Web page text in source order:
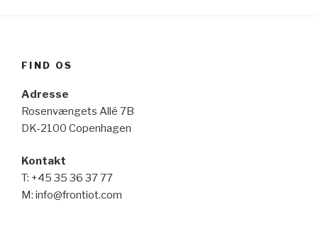
FIND OS
Adresse
Rosenvængets Allé 7B
DK-2100 Copenhagen
Kontakt
T: +45 35 36 37 77
M: info@frontiot.com